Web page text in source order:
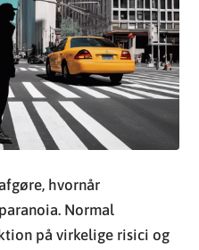
hvornår
Normal
på virkelige risici og